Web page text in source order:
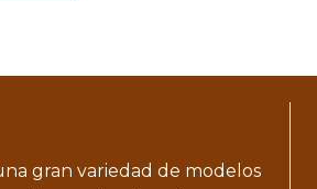
gran variedad de modelos